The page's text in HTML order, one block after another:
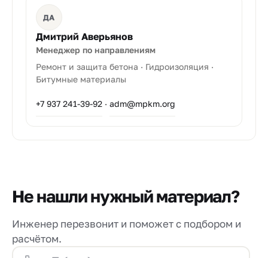
ДА
Дмитрий Аверьянов
Менеджер по направлениям
Ремонт и защита бетона · Гидроизоляция ·
Битумные материалы
+7 937 241-39-92 · adm@mpkm.org
Не нашли нужный материал?
Инженер перезвонит и поможет с подбором и
расчётом.